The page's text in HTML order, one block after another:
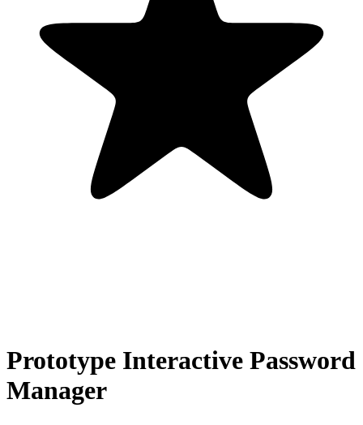
Prototype Interactive Password
Manager